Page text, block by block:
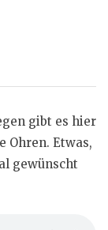
gibt es hier
Ohren. Etwas,
gewünscht